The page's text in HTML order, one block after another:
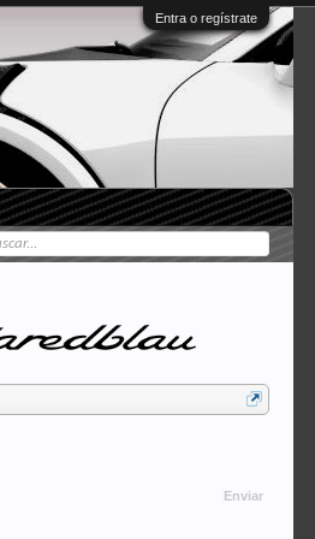
Entra o regístrate
Enviar